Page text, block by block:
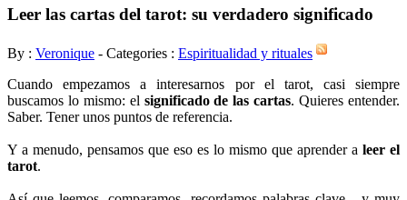
Leer las cartas del tarot: su verdadero significado
By : Veronique - Categories : Espiritualidad y rituales
Cuando empezamos a interesarnos por el tarot, casi siempre
buscamos lo mismo: el significado de las cartas. Quieres entender.
Saber. Tener unos puntos de referencia.
Y a menudo, pensamos que eso es lo mismo que aprender a leer el
tarot.